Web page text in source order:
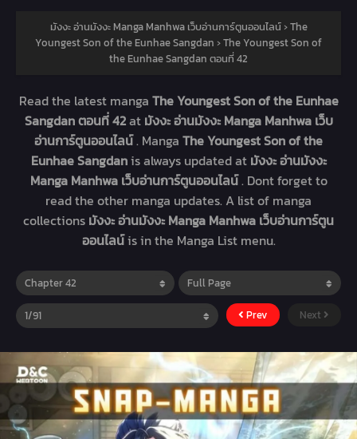
มังงะ อ่านมังงะ Manga Manhwa เว็บอ่านการ์ตูนออนไลน์›The
Youngest Son of the Eunhae Sangdan ›The Youngest Son of
the Eunhae Sangdan ตอนที่ 42
Read the latest manga The Youngest Son of the Eunhae
Sangdan ตอนที่ 42at มังงะ อ่านมังงะ Manga Manhwa เว็บ
อ่านการ์ตูนออนไลน์. Manga The Youngest Son of the
Eunhae Sangdanis always updated at มังงะ อ่านมังงะ
Manga Manhwa เว็บอ่านการ์ตูนออนไลน์. Dont forget to
read the other manga updates. A list of manga
collections มังงะ อ่านมังงะ Manga Manhwa เว็บอ่านการ์ตูน
ออนไลน์is in the Manga List menu.
Prev Next